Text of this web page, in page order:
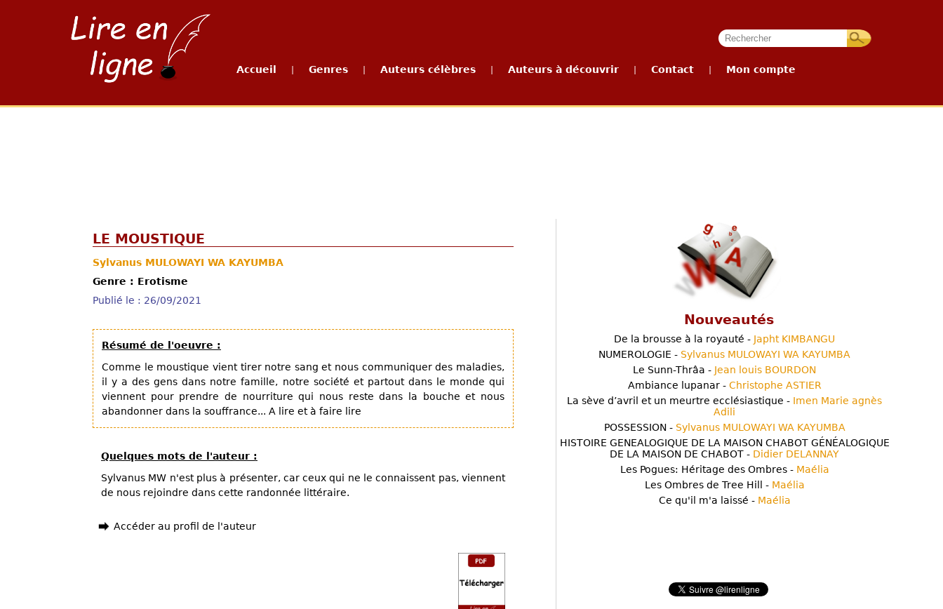
Accueil Genres Auteurs célèbres Auteurs à découvrir Contact Mon compte
LE MOUSTIQUE
Sylvanus MULOWAYI WA KAYUMBA
Genre : Erotisme
Publié le : 26/09/2021
Résumé de l'oeuvre :
Comme le moustique vient tirer notre sang et nous communiquer des maladies,
il y a des gens dans notre famille, notre société et partout dans le monde qui
viennent pour prendre de nourriture qui nous reste dans la bouche et nous
abandonner dans la souffrance... A lire et à faire lire
Quelques mots de l'auteur :
Sylvanus MW n'est plus à présenter, car ceux qui ne le connaissent pas, viennent
de nous rejoindre dans cette randonnée littéraire.
Accéder au profil de l'auteur
Nouveautés
De la brousse à la royauté - Japht KIMBANGU
NUMEROLOGIE - Sylvanus MULOWAYI WA KAYUMBA
Le Sunn-Thrâa - Jean louis BOURDON
Ambiance lupanar - Christophe ASTIER
La sève d’avril et un meurtre ecclésiastique - Imen Marie agnès
Adili
POSSESSION - Sylvanus MULOWAYI WA KAYUMBA
HISTOIRE GENEALOGIQUE DE LA MAISON CHABOT GÉNÉALOGIQUE
DE LA MAISON DE CHABOT - Didier DELANNAY
Les Pogues: Héritage des Ombres - Maélia
Les Ombres de Tree Hill - Maélia
Ce qu'il m'a laissé - Maélia